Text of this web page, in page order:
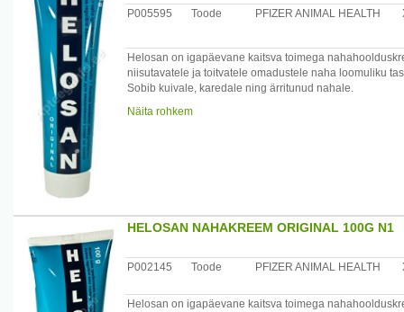
Säilitamistingimused
Netokogus
100 g
Maaletooja:
P005595 Toode PFIZER ANIMAL HEALTH
Helosan on igapäevane kaitsva toimega
niisutavatele ja toitvatele omadustele naha loomuliku
Sobib kuivale, karedale ning ärritunud nahale.
Maaletooja: AS Oriola, Kungla 2, Saue 76505,
Näita rohkem
HELOSAN NAHAKREEM ORIGINAL 100G N1
P002145 Toode PFIZER ANIMAL HEALTH
Helosan on igapäevane kaitsva toimega